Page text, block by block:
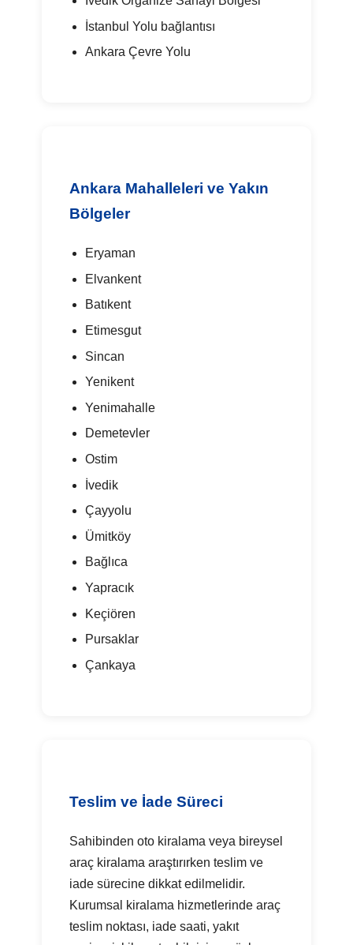
İstanbul Yolu bağlantısı
Ankara Çevre Yolu
Ankara Mahalleleri ve Yakın
Bölgeler
Eryaman
Elvankent
Batıkent
Etimesgut
Sincan
Yenikent
Yenimahalle
Demetevler
Ostim
İvedik
Çayyolu
Ümitköy
Bağlıca
Yapracık
Keçiören
Pursaklar
Çankaya
Teslim ve İade Süreci
Sahibinden oto kiralama veya bireysel
araç kiralama araştırırken teslim ve
iade sürecine dikkat edilmelidir.
Kurumsal kiralama hizmetlerinde araç
teslim noktası, iade saati, yakıt